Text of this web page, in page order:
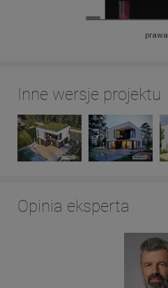
prawa
Inne wersje projektu
Opinia eksperta